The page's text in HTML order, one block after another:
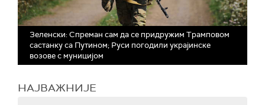
Зеленски: Спреман сам да се придружим Трамповом
састанку са Путином; Руси погодили украјинске
возове с муницијом
НАЈВАЖНИЈЕ